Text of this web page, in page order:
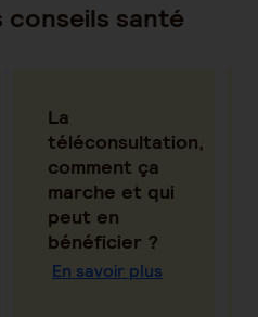
conseils santé
La
téléconsultation,
comment ça
marche et qui
peut en
bénéficier ?
En savoir plus